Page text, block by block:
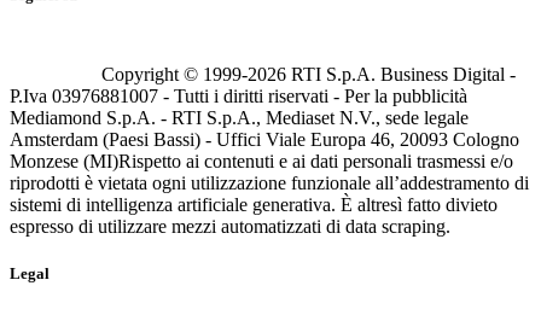
Copyright © 1999-2026 RTI S.p.A. Business Digital -
P.Iva 03976881007 - Tutti i diritti riservati - Per la pubblicità
Mediamond S.p.A. - RTI S.p.A., Mediaset N.V., sede legale
Amsterdam (Paesi Bassi) - Uffici Viale Europa 46, 20093 Cologno
Monzese (MI)Rispetto ai contenuti e ai dati personali trasmessi e/o
riprodotti è vietata ogni utilizzazione funzionale all’addestramento di
sistemi di intelligenza artificiale generativa. È altresì fatto divieto
espresso di utilizzare mezzi automatizzati di data scraping.
Legal